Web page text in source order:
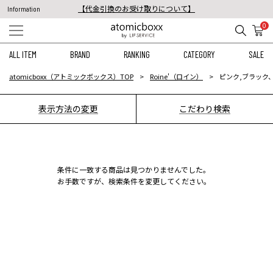
Information
【代金引換のお受け取りについて】
税込11,000円以上のご注文で送料無料！
0
ALL ITEM BRAND RANKING CATEGORY SALE
atomicboxx（アトミックボックス）TOP Roine'（ロイン） ピンク,ブラック
表示方法の変更 こだわり検索
条件に一致する商品は見つかりませんでした。
お手数ですが、検索条件を変更してください。